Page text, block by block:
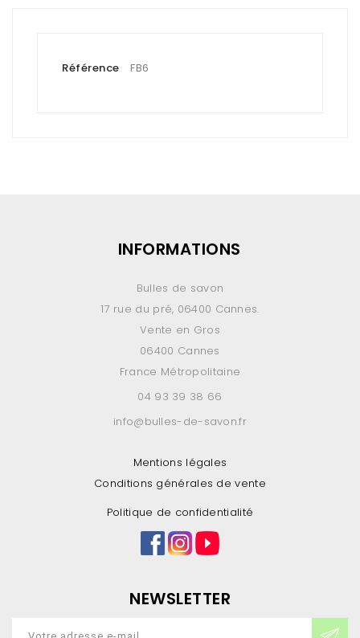
Référence FB6
INFORMATIONS
Bulles de savon
17 rue du pré, 06400 Cannes.
Vente en Gros
06400 Cannes
France Métropolitaine
04 93 39 38 66
info@bulles-de-savon.fr
Mentions légales
Conditions générales de vente
Politique de confidentialité
NEWSLETTER